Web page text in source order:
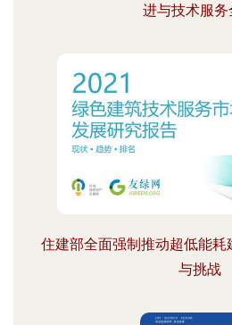
进与技术服务
住建部全面强制推动超低能耗
与挑战